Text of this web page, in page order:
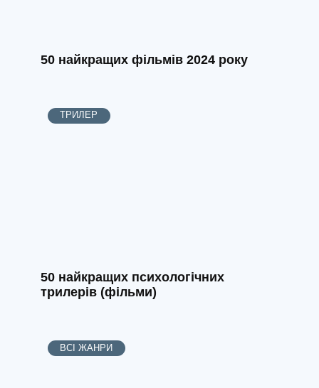
50 найкращих фільмів 2024 року
ТРИЛЕР
50 найкращих психологічних
трилерів (фільми)
ВСІ ЖАНРИ